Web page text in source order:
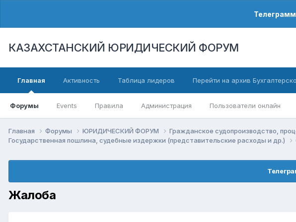
КАЗАХСТАНСКИЙ ЮРИДИЧЕСКИЙ ФОРУМ
Главная
Форумы Events Правила Администрация Пользователи онлайн
Активность Таблица лидеров Перейти на архив
Главная Форумы ЮРИДИЧЕСКИЙ ФОРУМ
Гражданское судопроизводство,
Государственная пошлина, судебные издержки (представительские расходы и др.)
Жалоба